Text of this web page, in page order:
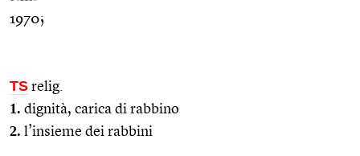
1970;
TS relig.
1. dignità, carica di rabbino
2. l’insieme dei rabbini